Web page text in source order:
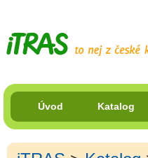
Úvod Katalog